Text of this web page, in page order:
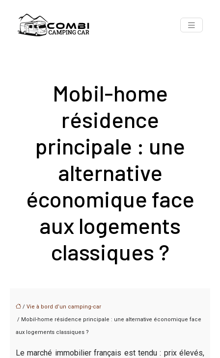
Mobil-home
résidence
principale : une
alternative
économique face
aux logements
classiques ?
/ Vie à bord d’un camping-car
/ Mobil-home résidence principale : une alternative économique face
aux logements classiques ?
Le marché immobilier français est tendu : prix élevés,